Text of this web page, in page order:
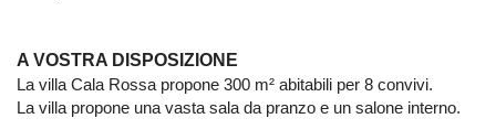
A VOSTRA DISPOSIZIONE
La villa Cala Rossa propone 300 m² abitabili per 8 convivi.
La villa propone una vasta sala da pranzo e un salone interno.